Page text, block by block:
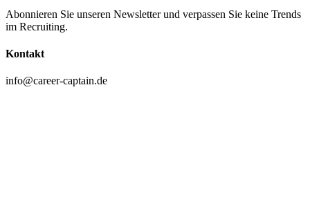
Abonnieren Sie unseren Newsletter und verpassen Sie keine Trends
im Recruiting.
Kontakt
info@career-captain.de